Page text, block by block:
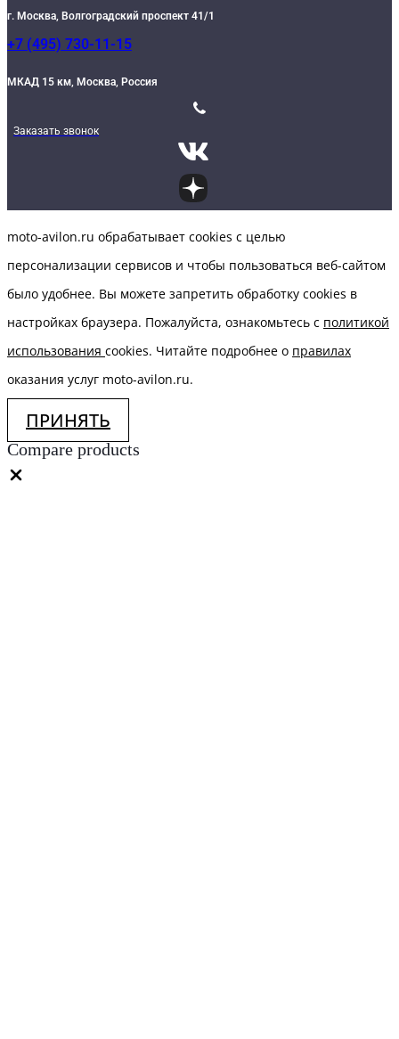
г. Москва, Волгоградский проспект 41/1
+7 (495) 730-11-15
МКАД 15 км, Москва, Россия
Заказать звонок
moto-avilon.ru обрабатывает cookies с целью
персонализации сервисов и чтобы пользоваться веб-сайтом
было удобнее. Вы можете запретить обработку сookies в
настройках браузера. Пожалуйста, ознакомьтесь с политикой
использования cookies. Читайте подробнее о правилах
оказания услуг moto-avilon.ru.
ПРИНЯТЬ
Compare products